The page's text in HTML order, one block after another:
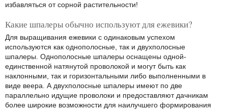
избавляться от сорной растительности!
Какие шпалеры обычно используют для ежевики?
Для выращивания ежевики с одинаковым успехом
используются как однополосные, так и двухполосные
шпалеры. Однополосные шпалеры оснащены одной-
единственной натянутой проволокой и могут быть как
наклонными, так и горизонтальными либо выполненными в
виде веера. А двухполосные шпалеры имеют по две
параллельно идущие проволоки и предоставляют дачникам
более широкие возможности для наилучшего формирования